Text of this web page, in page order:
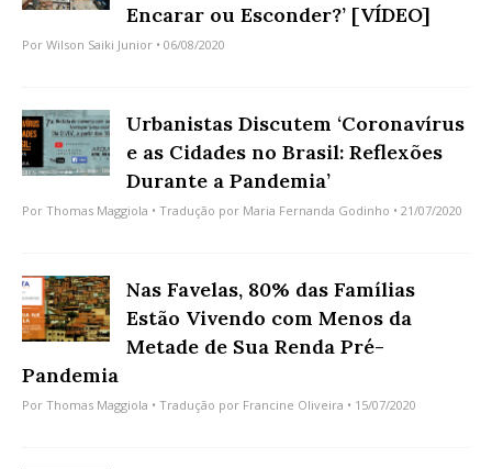
Encarar ou Esconder?’ [VÍDEO]
Por Wilson Saiki Junior • 06/08/2020
Urbanistas Discutem ‘Coronavírus
e as Cidades no Brasil: Reflexões
Durante a Pandemia’
Por Thomas Maggiola • Tradução por Maria Fernanda Godinho • 21/07/2020
Nas Favelas, 80% das Famílias
Estão Vivendo com Menos da
Metade de Sua Renda Pré-
Pandemia
Por Thomas Maggiola • Tradução por Francine Oliveira • 15/07/2020